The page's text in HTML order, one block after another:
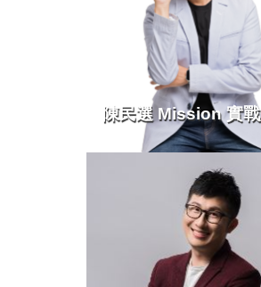
陳民選 Mission 實
more >